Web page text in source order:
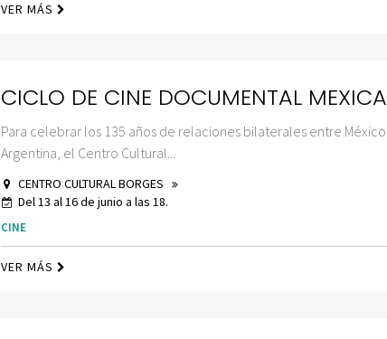
VER MÁS
CICLO DE CINE DOCUMENTAL
Para celebrar los 135 años de relaciones bilaterales entre
Argentina, el Centro Cultural...
CENTRO CULTURAL BORGES
Del 13 al 16 de junio a las 18.
CINE
VER MÁS